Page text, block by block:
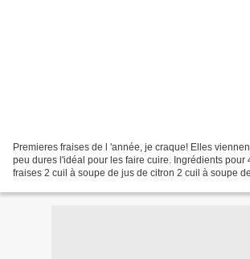
Premieres fraises de l 'année, je craque! Elles
peu dures l'idéal pour les faire cuire. Ingrédients pour
fraises 2 cuil à soupe de jus de citron 2 cuil à soupe